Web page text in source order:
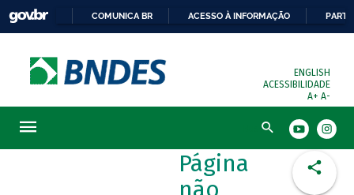
COMUNICA BR ACESSO À INFORMAÇÃO
ENGLISH
ACESSIBILIDADE
A+ A-
Busca
Página
não